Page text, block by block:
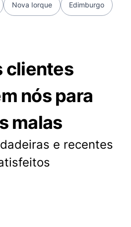
Nova Iorque Edimburgo
clientes
nós para
malas
e recentes